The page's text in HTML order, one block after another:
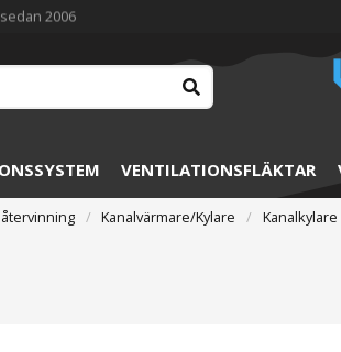
VENTILATIONSFLÄKTAR
Kanalvärmare/Kylare Kanalkylare